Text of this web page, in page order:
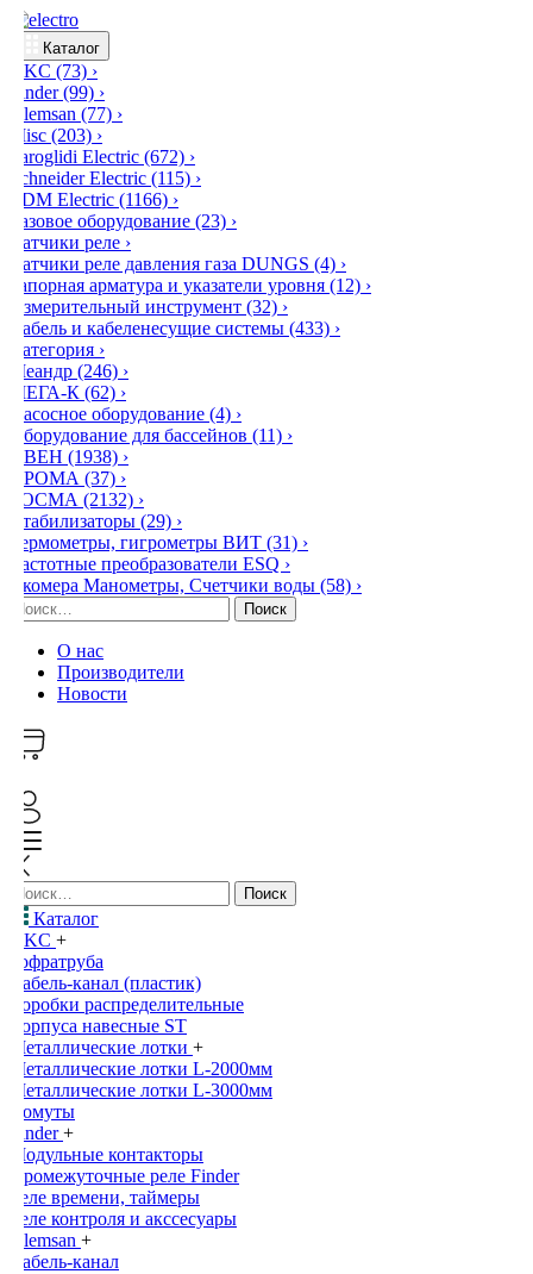
Каталог
DKC (73) ›
Finder(99) ›
Klemsan (77) ›
Misc (203) ›
Saroglidi Electric (672) ›
Schneider Electric (115) ›
TDM Electric (1166) ›
Газовое оборудование (23) ›
Датчики реле ›
Датчики реле давления газа DUNGS (4) ›
Запорная арматура и указатели уровня (12) ›
Измерительный инструмент (32) ›
Кабель и кабеленесущие системы (433) ›
Категория ›
Меандр (246) ›
МЕГА-К (62) ›
Насосное оборудование (4) ›
Оборудование для бассейнов (11) ›
ОВЕН (1938) ›
ПРОМА (37) ›
РОСМА (2132) ›
Стабилизаторы (29) ›
Термометры, гигрометры ВИТ (31) ›
Частотные преобразователи ESQ ›
Экомера Манометры, Счетчики воды (58) ›
Найти:
О нас
Производители
Новости
Найти:
Каталог
DKC +
Гофратруба
Кабель-канал (пластик)
Коробки распределительные
Корпуса навесные ST
Металлические лотки +
Металлические лотки L-2000мм
Металлические лотки L-3000мм
Хомуты
Finder+
Модульные контакторы
Промежуточные реле Finder
Реле времени, таймеры
Реле контроля и акссесуары
Klemsan +
Кабель-канал